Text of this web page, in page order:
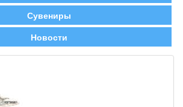
Сувениры
Новости